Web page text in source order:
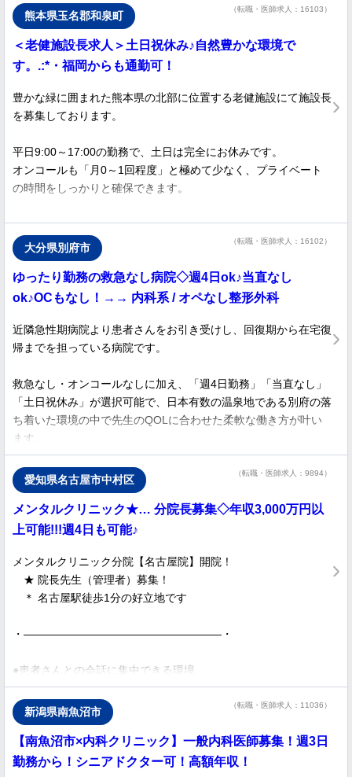
師や、ベテランドクターにもおすすめの求人です。
熊本市中心部の好立地かつ、最寄り駅から徒歩圏内と、アクセス
良好です。
熊本県玉名郡和泉町
（転職・医師求人：16103）
＜老健施設長求人＞土日祝休み♪自然豊かな環境で
す。.:*・福岡からも通勤可！
豊かな緑に囲まれた熊本県の北部に位置する老健施設にて施設長
を募集しております。
平日9:00～17:00の勤務で、土日は完全にお休みです。
オンコールも「月0～1回程度」と極めて少なく、プライベート
の時間をしっかりと確保できます。
ご自身のペースを大切にしながら、入所者一人一人とじっくり向
き合って健康管理を実践したい先生に最適な求人です。
住宅手当や赴任手当の相談も可能ですので、ご興味のある方はお
気軽にお問い合わせください。
大分県別府市
（転職・医師求人：16102）
ゆったり勤務の救急なし病院◇週4日ok♪当直なし
ok♪OCもなし！→→ 内科系 / オペなし整形外科
近隣急性期病院より患者さんをお引き受けし、回復期から在宅復
帰までを担っている病院です。
救急なし・オンコールなしに加え、「週4日勤務」「当直なし」
「土日祝休み」が選択可能で、日本有数の温泉地である別府の落
ち着いた環境の中で先生のQOLに合わせた柔軟な働き方が叶い
ます。
プライベートと高収入を両立したい先生におすすめの求人です。
整形外科はオペなしの勤務となります。
内科領域については内科医のフォロー体制もあるため無理なくご
勤務いただける環境です。
ています。
愛知県名古屋市中村区
（転職・医師求人：9894）
メンタルクリニック★… 分院長募集◇年収3,000万円以
上可能!!!週4日も可能♪
メンタルクリニック分院【名古屋院】開院！
★ 院長先生（管理者）募集！
＊ 名古屋駅徒歩1分の好立地です
・――――――――――――――――――・
●患者さんとの会話に集中できる環境
医師1名につき医療秘書を1名配置しているため、先生は患者さ
んのお話をじっくり聞いて診察に当たることが可能です。
●学閥や医局は存在しません
出身大学や過去のご勤務歴は問いません。
新潟県南魚沼市
（転職・医師求人：11036）
【南魚沼市×内科クリニック】一般内科医師募集！週3日
勤務から！シニアドクター可！高額年収！